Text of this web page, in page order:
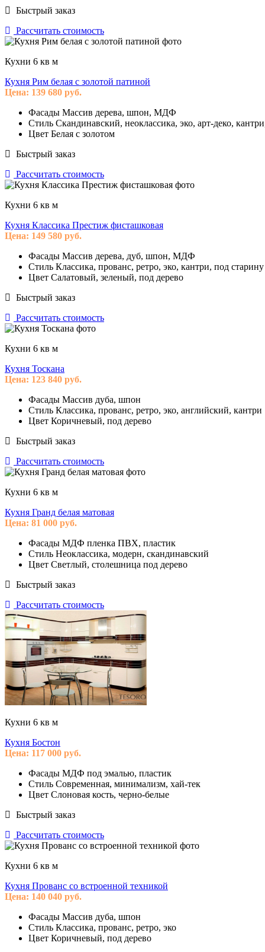
Быстрый заказ
Рассчитать стоимость
Кухни 6 кв м
Кухня Рим белая с золотой патиной
Цена: 139 680 руб.
Фасады Массив дерева, шпон, МДФ
Стиль Скандинавский, неоклассика, эко, арт-деко,
Цвет Белая с золотом
Быстрый заказ
Рассчитать стоимость
Кухни 6 кв м
Кухня Классика Престиж фисташковая
Цена: 149 580 руб.
Фасады Массив дерева, дуб, шпон, МДФ
Стиль Классика, прованс, ретро, эко, кантри, под старину
Цвет Салатовый, зеленый, под дерево
Быстрый заказ
Рассчитать стоимость
Кухни 6 кв м
Кухня Тоскана
Цена: 123 840 руб.
Фасады Массив дуба, шпон
Стиль Классика, прованс, ретро, эко, английский, кантри
Цвет Коричневый, под дерево
Быстрый заказ
Рассчитать стоимость
Кухни 6 кв м
Кухня Гранд белая матовая
Цена: 81 000 руб.
Фасады МДФ пленка ПВХ, пластик
Стиль Неоклассика, модерн, скандинавский
Цвет Светлый, столешница под дерево
Быстрый заказ
Рассчитать стоимость
Кухни 6 кв м
Кухня Бостон
Цена: 117 000 руб.
Фасады МДФ под эмалью, пластик
Стиль Современная, минимализм, хай-тек
Цвет Слоновая кость, черно-белые
Быстрый заказ
Рассчитать стоимость
Кухни 6 кв м
Кухня Прованс со встроенной техникой
Цена: 140 040 руб.
Фасады Массив дуба, шпон
Стиль Классика, прованс, ретро, эко
Цвет Коричневый, под дерево